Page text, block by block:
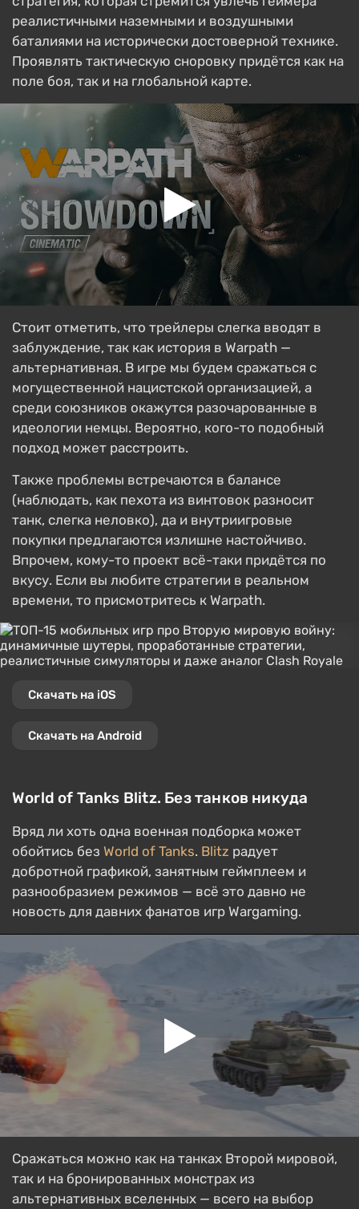
реалистичными наземными и воздушными
баталиями на исторически достоверной технике.
Проявлять тактическую сноровку придётся как на
поле боя, так и на глобальной карте.
Стоит отметить, что трейлеры слегка вводят в
заблуждение, так как история в Warpath —
альтернативная. В игре мы будем сражаться с
могущественной нацистской организацией, а
среди союзников окажутся разочарованные в
идеологии немцы. Вероятно, кого-то подобный
подход может расстроить.
Также проблемы встречаются в балансе
(наблюдать, как пехота из винтовок разносит
танк, слегка неловко), да и внутриигровые
покупки предлагаются излишне настойчиво.
Впрочем, кому-то проект всё-таки придётся по
вкусу. Если вы любите стратегии в реальном
времени, то присмотритесь к Warpath.
Скачать на iOS
Скачать на Android
World of Tanks Blitz. Без танков никуда
Вряд ли хоть одна военная подборка может
обойтись без World of Tanks. Blitz радует
добротной графикой, занятным геймплеем и
разнообразием режимов — всё это давно не
новость для давних фанатов игр Wargaming.
Сражаться можно как на танках Второй мировой,
так и на бронированных монстрах из
альтернативных вселенных — всего на выбор